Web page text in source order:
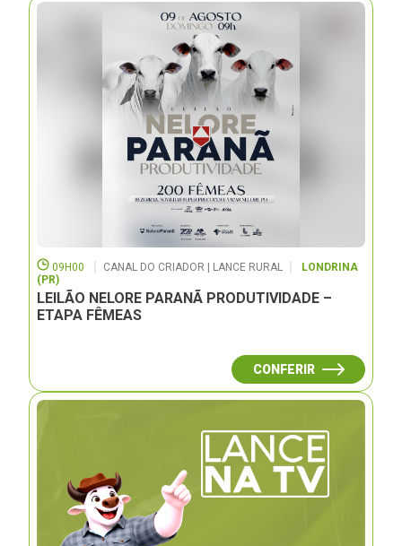
09H00 CANAL DO CRIADOR | LANCE RURAL
LONDRINA
(PR)
LEILÃO NELORE PARANÃ PRODUTIVIDADE –
ETAPA FÊMEAS
CONFERIR